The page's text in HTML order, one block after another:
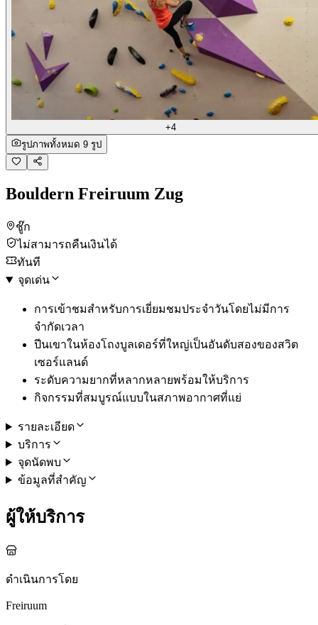
+4
รูปภาพทั้งหมด 9 รูป
Bouldern Freiruum Zug
ชู๊ก
ไม่สามารถคืนเงินได้
ทันที
จุดเด่น
การเข้าชมสำหรับการเยี่ยมชมประจำวันโดยไม่มีการ
จำกัดเวลา
ปีนเขาในห้องโถงบูลเดอร์ที่ใหญ่เป็นอันดับสองของสวิต
เซอร์แลนด์
ระดับความยากที่หลากหลายพร้อมให้บริการ
กิจกรรมที่สมบูรณ์แบบในสภาพอากาศที่แย่
รายละเอียด
บริการ
จุดนัดพบ
ข้อมูลที่สำคัญ
ผู้ให้บริการ
ดำเนินการโดย
Freiruum